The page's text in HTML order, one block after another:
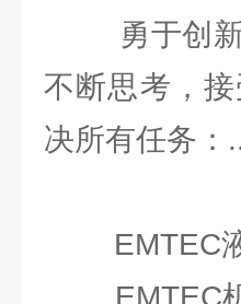
勇于创新
不断思考，
决所有任务：
EMTEC液
EMTEC机